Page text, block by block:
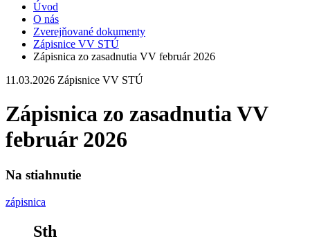
Úvod
O nás
Zverejňované dokumenty
Zápisnice VV STÚ
Zápisnica zo zasadnutia VV február 2026
11.03.2026 Zápisnice VV STÚ
Zápisnica zo zasadnutia VV
február 2026
Na stiahnutie
zápisnica
Sth